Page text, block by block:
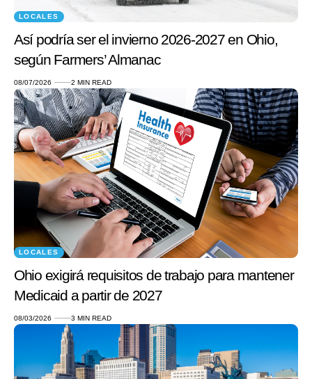
LOCALES
Así podría ser el invierno 2026-2027 en Ohio,
según Farmers’ Almanac
08/07/2026 2 MIN READ
LOCALES
Ohio exigirá requisitos de trabajo para mantener
Medicaid a partir de 2027
08/03/2026 3 MIN READ